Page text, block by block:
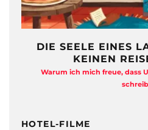
DIE SEELE EINES
KEINEN
Warum ich mich freue, dass
HOTEL-FILME